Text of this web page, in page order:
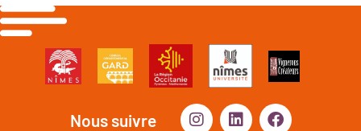
Nous suivre